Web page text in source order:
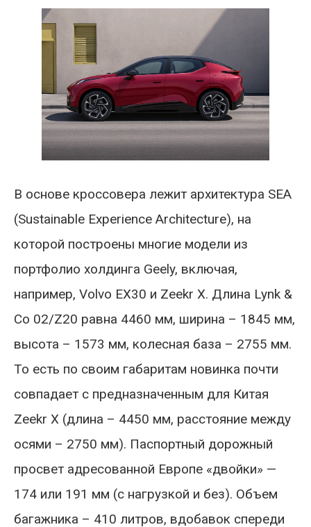
В основе кроссовера лежит архитектура SEA
(Sustainable Experience Architecture), на
которой построены многие модели из
портфолио холдинга Geely, включая,
например, Volvo EX30 и Zeekr X. Длина Lynk &
Co 02/Z20 равна 4460 мм, ширина – 1845 мм,
высота – 1573 мм, колесная база – 2755 мм.
То есть по своим габаритам новинка почти
совпадает с предназначенным для Китая
Zeekr X (длина – 4450 мм, расстояние между
осями – 2750 мм). Паспортный дорожный
просвет адресованной Европе «двойки» —
174 или 191 мм (с нагрузкой и без). Объем
багажника – 410 литров, вдобавок спереди